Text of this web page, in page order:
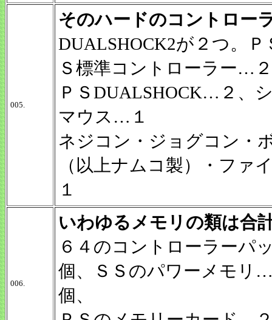
005.
そのハードのコントロー
DUALSHOCK2が２つ。
Ｓ標準コントローラー…２
ＰＳDUALSHOCK…２、
マウス…１
ネジコン・ジョグコン・
（以上ナムコ製）・ファ
１
006.
いわゆるメモリの類は合
６４のコントローラー
個、ＳＳのパワーメモリ
個、